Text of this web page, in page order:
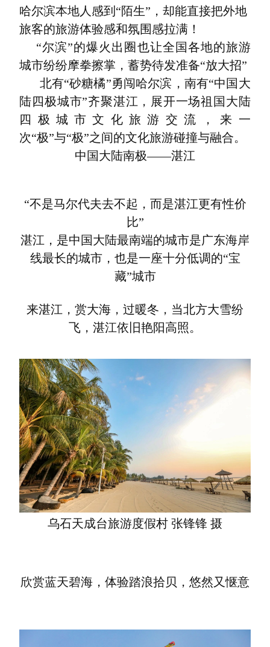
哈尔滨本地人感到“陌生”，却能直接把外地
旅客的旅游体验感和氛围感拉满！
“尔滨”的爆火出圈 也让全国各地的旅游
城市纷纷摩拳擦掌，蓄势待发准备“放大招”
北有“砂糖橘”勇闯哈尔滨， 南有“中国大
陆四极城市”齐聚湛江，展开一场祖国大陆
四极城市文化旅游交流，来一
次“极”与“极”之间的文化旅游碰撞与融合。
中国大陆南极——湛江
“不是马尔代夫去不起，而是湛江更有性价
比”
湛江，是中国大陆最南端的城市是广东海岸
线最长的城市，也是一座十分低调的“宝
藏”城市
来湛江，赏大海，过暖冬， 当北方大雪纷
飞，湛江依旧艳阳高照。
乌石天成台旅游度假村 张锋锋 摄
欣赏蓝天碧海，体验踏浪拾贝，悠然又惬意